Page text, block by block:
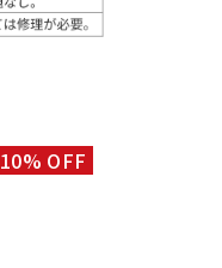
10% OFF